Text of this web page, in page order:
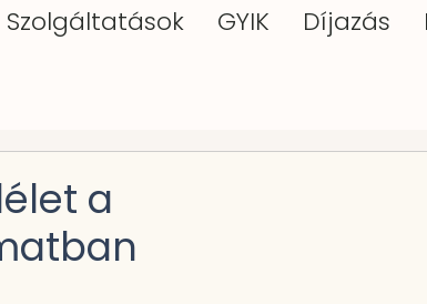
Szolgáltatások GYIK Díjazás
a